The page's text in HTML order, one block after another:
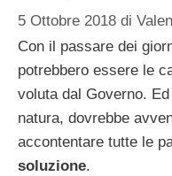
5 Ottobre 2018 di
Con il passare dei
potrebbero essere le
voluta dal Governo.
natura, dovrebbe
accontentare tutte le
soluzione.